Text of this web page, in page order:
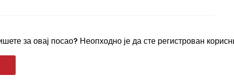
за овај посао? Неопходно је да сте регистрован